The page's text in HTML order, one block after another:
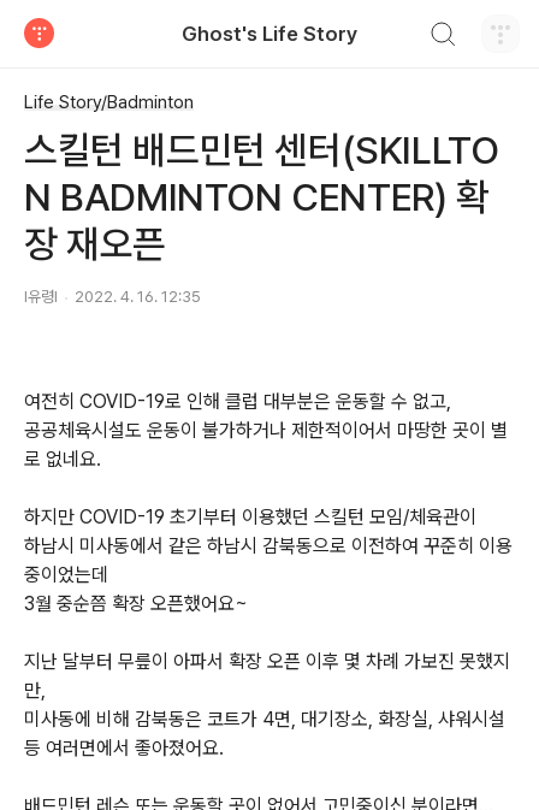
Ghost's Life Story
Life Story/Badminton
스킬턴 배드민턴 센터(SKILLTO
N BADMINTON CENTER) 확
장 재오픈
I유령I 2022. 4. 16. 12:35
여전히 COVID-19로 인해 클럽 대부분은 운동할 수 없고,
공공체육시설도 운동이 불가하거나 제한적이어서 마땅한 곳이 별
로 없네요.
하지만 COVID-19 초기부터 이용했던 스킬턴 모임/체육관이
하남시 미사동에서 같은 하남시 감북동으로 이전하여 꾸준히 이용
중이었는데
3월 중순쯤 확장 오픈했어요~
지난 달부터 무릎이 아파서 확장 오픈 이후 몇 차례 가보진 못했지
만,
미사동에 비해 감북동은 코트가 4면, 대기장소, 화장실, 샤워시설
등 여러면에서 좋아졌어요.